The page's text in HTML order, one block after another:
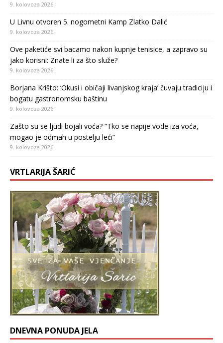
9. kolovoza 2026.
U Livnu otvoren 5. nogometni Kamp Zlatko Dalić
9. kolovoza 2026.
Ove paketiće svi bacamo nakon kupnje tenisice, a zapravo su
jako korisni: Znate li za što služe?
9. kolovoza 2026.
Borjana Krišto: ‘Okusi i običaji livanjskog kraja’ čuvaju tradiciju i
bogatu gastronomsku baštinu
9. kolovoza 2026.
Zašto su se ljudi bojali voća? “Tko se napije vode iza voća,
mogao je odmah u postelju leći”
9. kolovoza 2026.
VRTLARIJA ŠARIĆ
DNEVNA PONUDA JELA